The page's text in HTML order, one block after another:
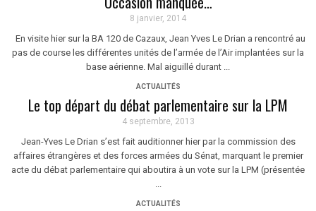
8 janvier, 2014
En visite hier sur la BA 120 de Cazaux, Jean Yves Le Drian a rencontré au
pas de course les différentes unités de l’armée de l’Air implantées sur la
base aérienne. Mal aiguillé durant ...
ACTUALITÉS
Le top départ du débat parlementaire sur la LPM
4 septembre, 2013
Jean-Yves Le Drian s’est fait auditionner hier par la commission des
affaires étrangères et des forces armées du Sénat, marquant le premier
acte du débat parlementaire qui aboutira à un vote sur la LPM (présentée
...
ACTUALITÉS